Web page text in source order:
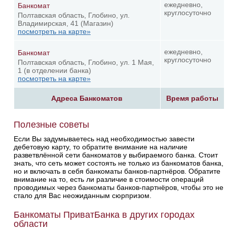
Адреса Банкоматов Время работы
Банкомат
Полтавская область, Глобино, ул.
Владимирская, 41 (Магазин)
посмотреть на карте»
ежедневно,
круглосуточно
Банкомат
Полтавская область, Глобино, ул. 1 Мая,
1 (в отделении банка)
посмотреть на карте»
ежедневно,
круглосуточно
Полезные советы
Если Вы задумываетесь над необходимостью завести
дебетовую карту, то обратите внимание на наличие
разветвлённой сети банкоматов у выбираемого банка. Стоит
знать, что сеть может состоять не только из банкоматов банка,
но и включать в себя банкоматы банков-партнёров. Обратите
внимание на то, есть ли различие в стоимости операций
проводимых через банкоматы банков-партнёров, чтобы это не
стало для Вас неожиданным сюрпризом.
Банкоматы ПриватБанка в других городах
области